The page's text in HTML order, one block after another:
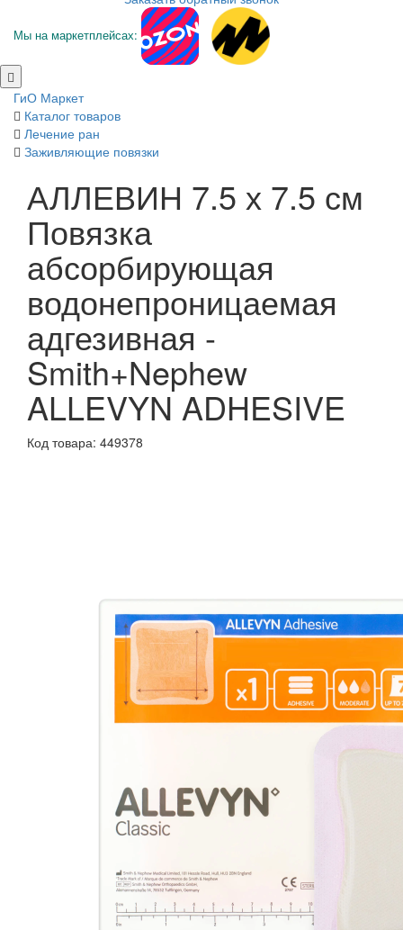
Мы на маркетплейсах:
ГиО Маркет
Каталог товаров
Лечение ран
Заживляющие повязки
АЛЛЕВИН 7.5 х 7.5 см
Повязка
абсорбирующая
водонепроницаемая
адгезивная -
Smith+Nephew
ALLEVYN ADHESIVE
Код товара: 449378